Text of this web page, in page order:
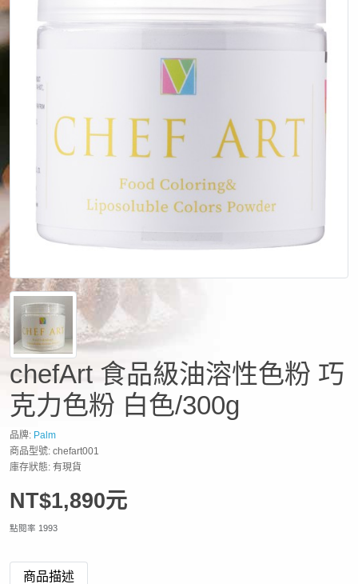
chefArt 食品級油溶性色粉 巧
克力色粉 白色/300g
品牌: Palm
商品型號: chefart001
庫存狀態: 有現貨
NT$1,890元
點閱率 1993
商品描述